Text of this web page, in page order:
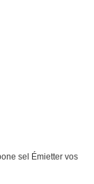
sel Émietter vos